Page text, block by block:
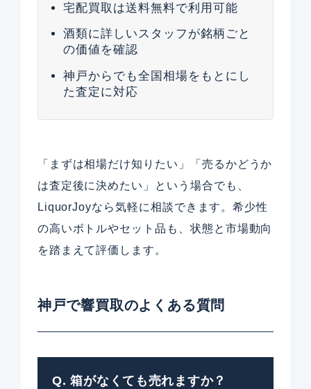
宅配買取は送料無料で利用可能
酒類に詳しいスタッフが銘柄ごと
の価値を確認
神戸からでも全国相場をもとにし
た査定に対応
「まずは相場だけ知りたい」「売るかどうか
は査定後に決めたい」という場合でも、
LiquorJoyなら気軽に相談できます。希少性
の高いボトルやセット品も、状態と市場動向
を踏まえて評価します。
神戸で響買取のよくある質問
Q. 箱がなくても売れますか？